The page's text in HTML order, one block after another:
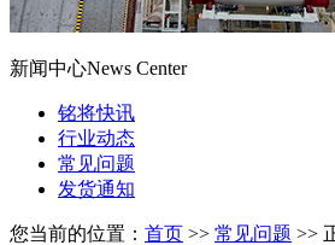
新闻中心News Center
铭将快讯
行业动态
常见问题
发货通知
您当前的位置： 首页 >> 常见问题 >>